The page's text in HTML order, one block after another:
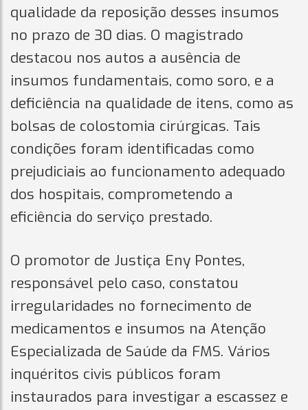
qualidade da reposição desses insumos
no prazo de 30 dias. O magistrado
destacou nos autos a ausência de
insumos fundamentais, como soro, e a
deficiência na qualidade de itens, como as
bolsas de colostomia cirúrgicas. Tais
condições foram identificadas como
prejudiciais ao funcionamento adequado
dos hospitais, comprometendo a
eficiência do serviço prestado.
O promotor de Justiça Eny Pontes,
responsável pelo caso, constatou
irregularidades no fornecimento de
medicamentos e insumos na Atenção
Especializada de Saúde da FMS. Vários
inquéritos civis públicos foram
instaurados para investigar a escassez e